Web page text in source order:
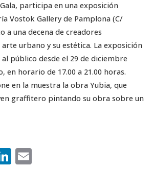
participa en una exposición
Vostok Gallery de Pamplona (C/
a una decena de creadores
urbano y su estética. La exposición
público desde el 29 de diciembre
en horario de 17.00 a 21.00 horas.
en la muestra la obra Yubia, que
graffitero pintando su obra sobre un
Li